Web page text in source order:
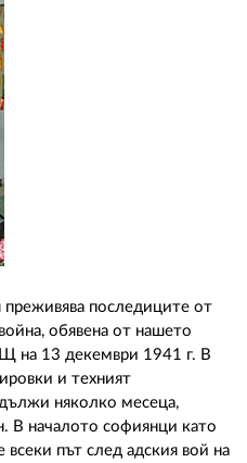
преживява последиците от
обявена от нашето
на 13 декември 1941 г. В
и техният
няколко месеца,
В началото софиянци като
всеки път след адския вой на